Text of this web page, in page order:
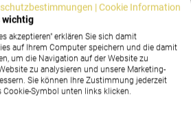
oder im Marketing
bestellen (Anmeldung
Produktfamilie
|Cookie Information
wichtig
akzeptieren" erklären Sie sich damit
auf Ihrem Computer speichern und die damit
um die Navigation auf der Website zu
zu analysieren und unsere Marketing-
Sie können Ihre Zustimmung jederzeit
Cookie-Symbol unten links klicken.